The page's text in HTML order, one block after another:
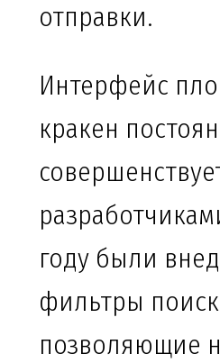
отправки.
Интерфейс
кракен
году были
фильтры
позволяющие